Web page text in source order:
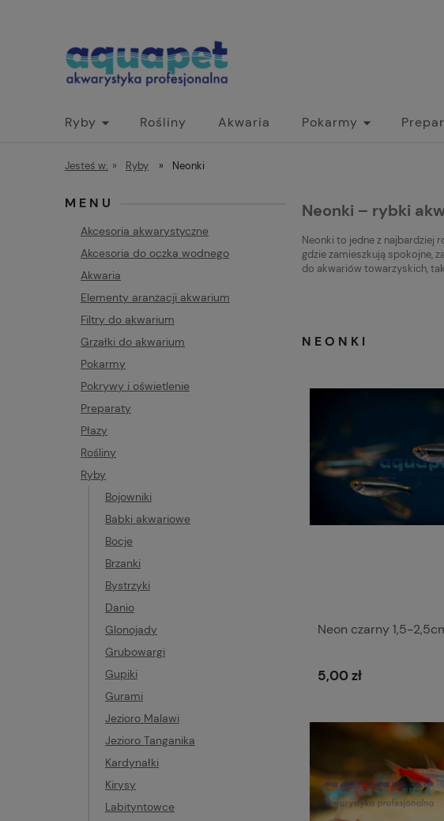
Ryby Rośliny Akwaria Pokarmy
Jesteś w: » Ryby » Neonki
MENU
Akcesoria akwarystyczne
Akcesoria do oczka wodnego
Akwaria
Elementy aranżacji akwarium
Filtry do akwarium
Grzałki do akwarium
Pokarmy
Pokrywy i oświetlenie
Preparaty
Płazy
Rośliny
Ryby
Bojowniki
Babki akwariowe
Bocje
Brzanki
Bystrzyki
Danio
Glonojady
Grubowargi
Gupiki
Gurami
Jezioro Malawi
Jezioro Tanganika
Kardynałki
Kirysy
Labityntowce
Neonki – rybki
Neonki to jedne z najbardziej
gdzie zamieszkują spokojne,
do akwariów towarzyskich,
NEONKI
Neon czarny 1,5-
5,00 zł